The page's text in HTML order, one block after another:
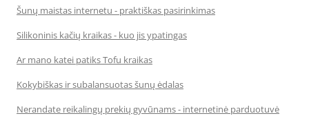
Šunų maistas internetu - praktiškas pasirinkimas
Silikoninis kačių kraikas - kuo jis ypatingas
Ar mano katei patiks Tofu kraikas
Kokybiškas ir subalansuotas šunų ėdalas
Nerandate reikalingų prekių gyvūnams - internetinė parduotuvė